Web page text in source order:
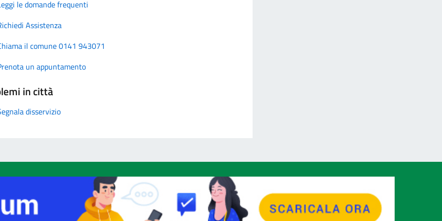
le domande frequenti
Assistenza
il comune 0141 943071
un appuntamento
in città
disservizio